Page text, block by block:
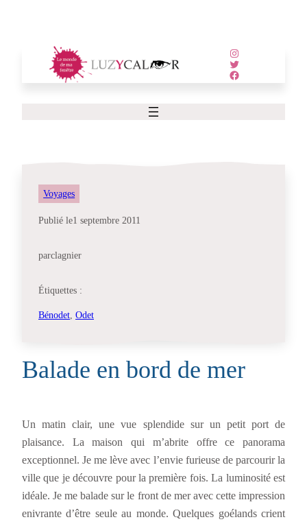
Instagram
Twitter
Facebook
Voyages
Publié le1 septembre 2011
parclagnier
Étiquettes :
Bénodet Odet
Balade en bord de mer
Un matin clair, une vue splendide sur un petit port de
plaisance. La maison qui m’abrite offre ce panorama
exceptionnel. Je me lève avec l’envie furieuse de parcourir la
ville que je découvre pour la première fois. La luminosité est
idéale. Je me balade sur le front de mer avec cette impression
enivrante d’être seule au monde. Quelques goélands crient